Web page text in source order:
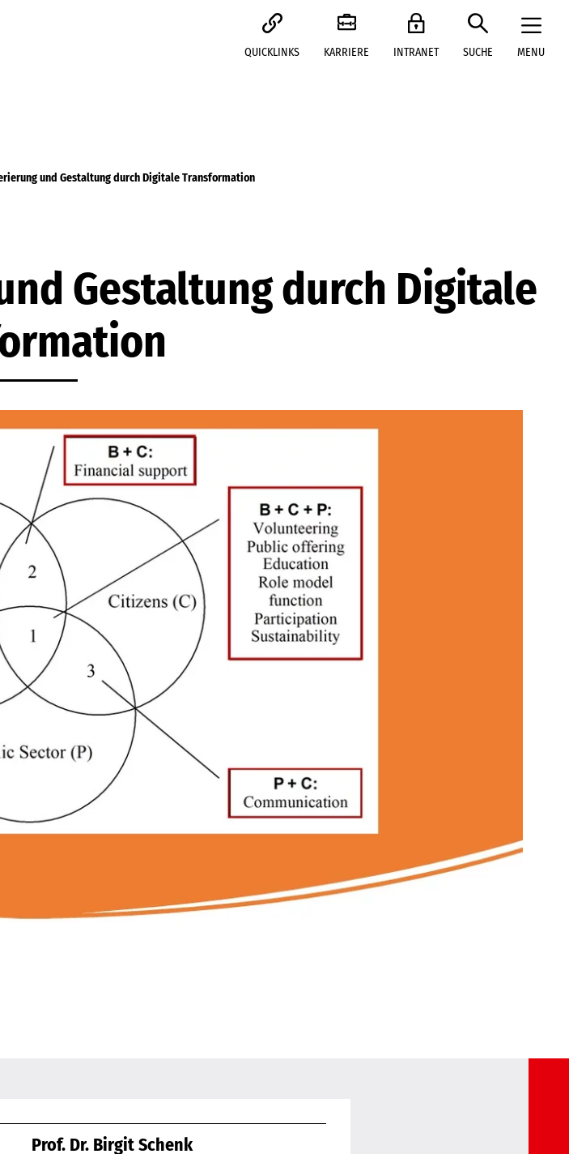
QUICKLINKS KARRIERE INTRANET SUCHE MENU
und Gestaltung durch Digitale Transformation
Gestaltung durch Digitale
Prof. Dr. Birgit Schenk